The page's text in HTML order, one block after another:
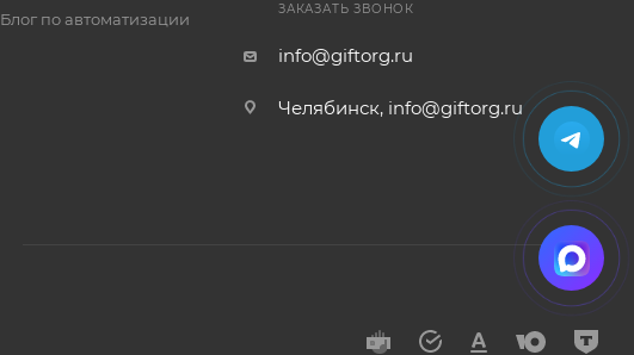
Блог по автоматизации
ЗАКАЗАТЬ ЗВОНОК
info@giftorg.ru
Челябинск, info@giftorg.ru